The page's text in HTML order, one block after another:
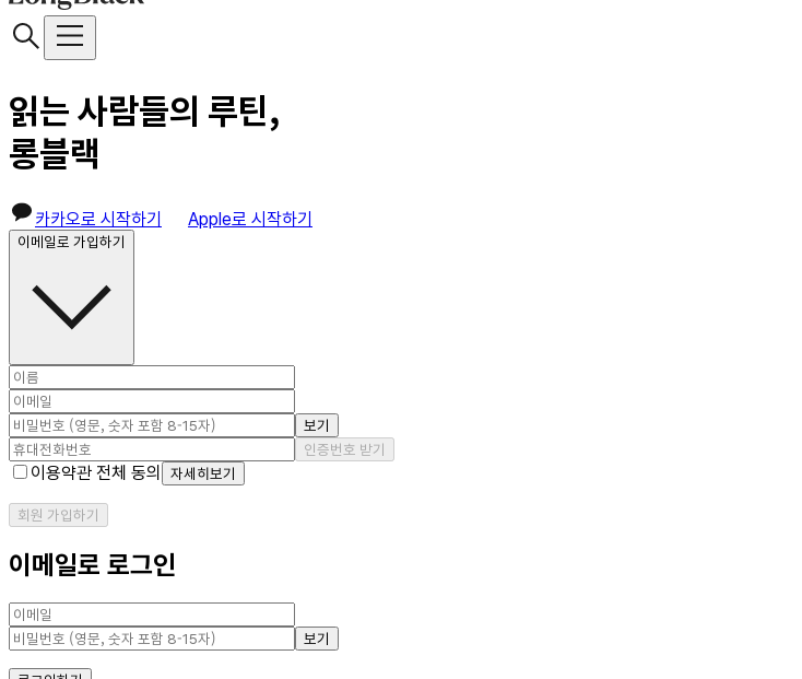
읽는 사람들의 루틴,
롱블랙
카카오로 시작하기 Apple로 시작하기
이메일로 가입하기
보기
인증번호 받기
이용약관 전체 동의 자세히보기
회원 가입하기
이메일로 로그인
보기